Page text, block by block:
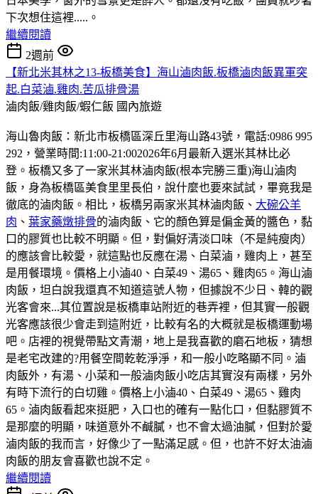
下次想住這裡.....。
繼續閱讀
2週前
【新北米其林之13-板橋美食】海山滷肉飯.板橋滷肉飯異軍突
起.白菜滷.雞肉.苦瓜排骨湯
滷肉飯/雞肉飯/蝦仁飯 國內旅遊
海山魯肉飯：新北市板橋區深丘里海山路43號，電話:0986 995
292，營業時間:11:00-21:002026年6月最新入選米其林比必
登。板橋又多了一家米其林滷肉飯(根本完勝三重)海山滷肉
飯，身為板橋區美食里里長伯，說什麼也要來試試，畢竟我是
徹底的滷肉飯。相比，板橋另兩家米其林滷肉飯、 大碗公羊
肉 、 葉家藥燉排骨的滷肉飯、它的顏色算是偏金黃的醬色，黏
口的膠質也比較不明顯。但，對偏好清淡口味（不是純瘦肉）
的應該會比較愛，就這點也反應在湯、白菜滷，雞肉上，甚至
是用餐環境。價格上小滷40、白菜49、湯65、雞肉65。海山滷
肉飯，坦白說我還真不知道這號人物，但據說不少日、韓的觀
光客會來...其位置說是板橋車站附近的巷弄裡，但其實一般觀
光客應該很少會走到這附近，比較有名的大概就是板橋運動場
吧。店裡的視覺帶點文青潮，地上是我喜歡的磨石地板，猜想
是老宅改建的?用餐空間乾乾淨淨，和一般小吃略顯不同。滷
肉飯外，有湯、小菜和一般滷肉飯小吃店其實沒有兩樣，另外
有時下流行的白切雞。價格上小滷40、白菜49、湯65、雞肉
65。滷肉飯看起來挺肥，入口也的確有一點化口，但黏膠質不
是那麼的明顯，味道意外不鹹膩，也不會太過油膩，但對於愛
滷肉飯的我而言，好像少了一點滿足感。但，也許不好太油滷
肉飯的朋友會喜歡也說不定。
繼續閱讀